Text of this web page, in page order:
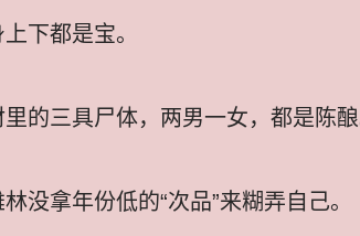
下都是宝。
的三具尸体，两男一女，都是陈酿
没拿年份低的“次品”来糊弄自己。